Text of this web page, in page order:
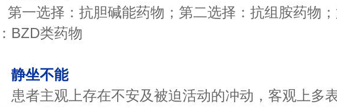
一选择：抗胆碱能药物；第二选择：抗组胺药物
BZD类药物
静坐不能
者主观上存在不安及被迫活动的冲动，客观上多